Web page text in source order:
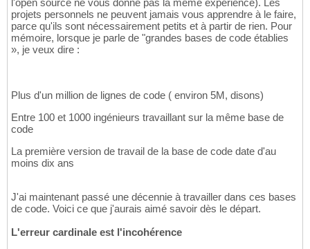
l'open source ne vous donne pas la même expérience). Les
projets personnels ne peuvent jamais vous apprendre à le faire,
parce qu'ils sont nécessairement petits et à partir de rien. Pour
mémoire, lorsque je parle de "grandes bases de code établies
», je veux dire :
Plus d'un million de lignes de code ( environ 5M, disons)
Entre 100 et 1000 ingénieurs travaillant sur la même base de
code
La première version de travail de la base de code date d'au
moins dix ans
J'ai maintenant passé une décennie à travailler dans ces bases
de code. Voici ce que j'aurais aimé savoir dès le départ.
L'erreur cardinale est l'incohérence